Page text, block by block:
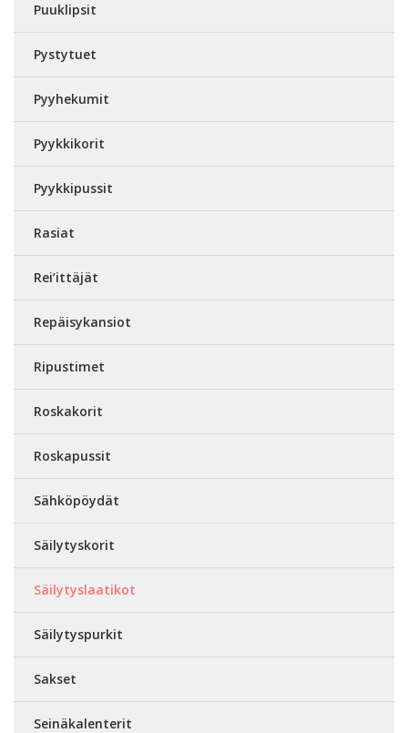
Puuklipsit
Pystytuet
Pyyhekumit
Pyykkikorit
Pyykkipussit
Rasiat
Rei’ittäjät
Repäisykansiot
Ripustimet
Roskakorit
Roskapussit
Sähköpöydät
Säilytyskorit
Säilytyslaatikot
Säilytyspurkit
Sakset
Seinäkalenterit